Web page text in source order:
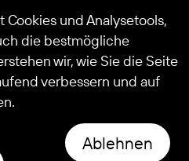
Autismus
und Analysetools,
die bestmögliche
wir, wie Sie die Seite
verbessern und auf
Ablehnen